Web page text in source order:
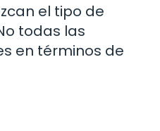
el tipo de
todas las
en términos de